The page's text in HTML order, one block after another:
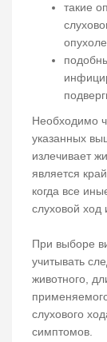
такие
Необходимо
указанных
излечивает
является
когда все
слуховой ход
При выборе
учитывать
животного,
слухового
симптомов.